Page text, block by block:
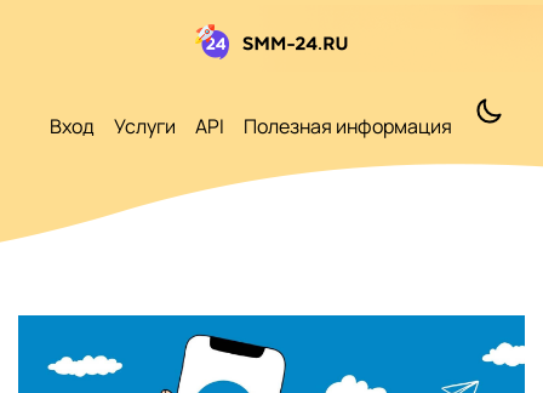
Вход Услуги API Полезная информация